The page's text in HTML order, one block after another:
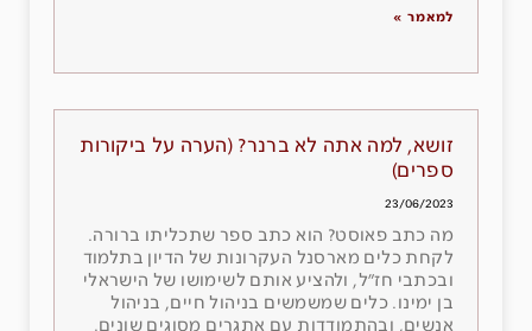
למאמר »
זושא, למה אתה לא ברנר? (הערה על ביקורות
ספרים)
23/06/2023
מה כתב פאוסט? הוא כתב ספר שתכליתו ברורה.
לקחת כלים מארסנל העקרונות של הדיון בתלמוד
ובכתבי חז״ל, ולהציע אותם לשימושו של הישראלי
בן ימינו. כלים שמשמשים בניהול חיים, בניהול
אנשים, ובהתמודדות עם אתגרים מסוגים שונים.